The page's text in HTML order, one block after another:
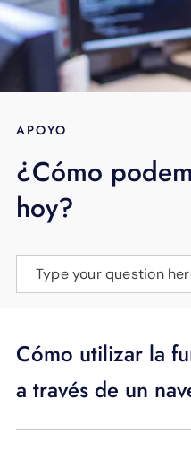
Televisión
BLOG
APOYO
APOYO
¿Cómo
hoy?
Type your question
Cómo utilizar la
a través de un